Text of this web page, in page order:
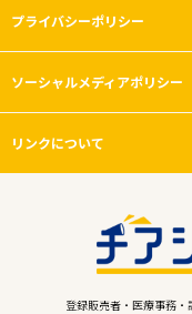
プライバシーポリシー
ソーシャルメディアポリシー
リンクについて
登録販売者・医療事務・